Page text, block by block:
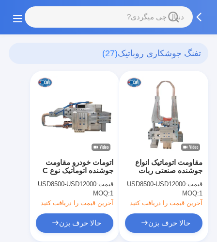
تفنگ جوشکاری روباتیک(27)
اتومات خودرو مقاومت
جوشنده اتوماتیک نوع C
اسلحه
قیمت:USD8500-USD12000
MOQ:1
آخرین قیمت را دریافت کنید
حالا حرف بزن
مقاومت اتوماتیک انواع
جوشنده صنعتی ربات
تفنگ
قیمت:USD8500-USD12000
MOQ:1
آخرین قیمت را دریافت کنید
حالا حرف بزن